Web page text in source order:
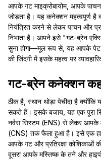
आपके गट माइक्रोबायोम, आपके
जोड़ता है। यह कनेक्शन महत्वपूर्ण है
नियंत्रित करने से लेकर पाचन और
निभाता है। आपने इसे "गट-ब्रेन
सुना होगा—मूल रूप से, यह आपके पेट
की जिंदगी में इसके महत्व पर
गट-ब्रेन कनेक्शन
ठीक है, स्थान थोड़ा पेचीदा है
सकते हैं। इसके बजाय, यह एक पूरा
नर्वस सिस्टम (ENS) से लेकर आपके
(CNS) तक फैला हुआ है। इसे एक
आपके गट और प्रतिरक्षा कोशिकाओं
दूसरा आपके मस्तिष्क के तने और